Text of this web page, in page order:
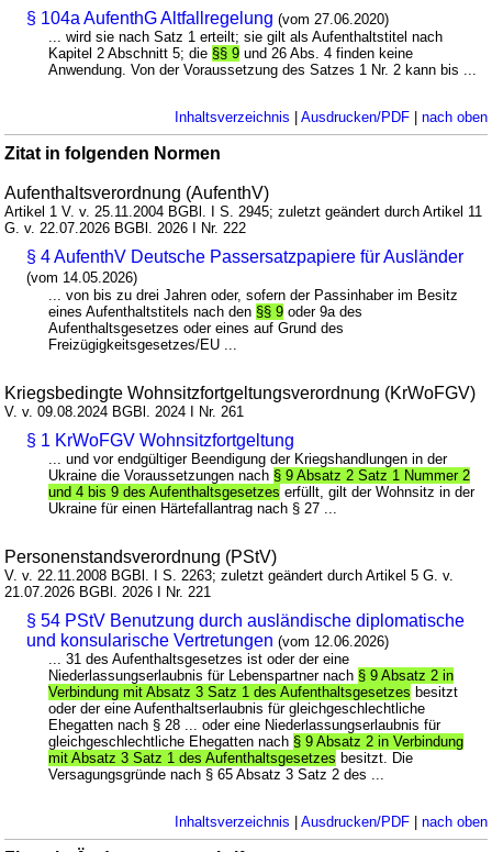
§ 104a AufenthG Altfallregelung (vom 27.06.2020)
... wird sie nach Satz 1 erteilt; sie gilt als Aufenthaltstitel nach
Kapitel 2 Abschnitt 5; die §§ 9 und 26 Abs. 4 finden keine
Anwendung. Von der Voraussetzung des Satzes 1 Nr. 2 kann bis ...
Inhaltsverzeichnis Ausdrucken/PDF| nach oben
Zitat in folgenden Normen
Aufenthaltsverordnung (AufenthV)
Artikel 1 V. v. 25.11.2004 BGBl. I S. 2945; zuletzt geändert durch Artikel 11
G. v. 22.07.2026 BGBl. 2026 I Nr. 222
§ 4 AufenthV Deutsche Passersatzpapiere für Ausländer
(vom 14.05.2026)
... von bis zu drei Jahren oder, sofern der Passinhaber im Besitz
eines Aufenthaltstitels nach den §§ 9 oder 9a des
Aufenthaltsgesetzes oder eines auf Grund des
Freizügigkeitsgesetzes/EU ...
Kriegsbedingte Wohnsitzfortgeltungsverordnung (KrWoFGV)
V. v. 09.08.2024 BGBl. 2024 I Nr. 261
§ 1 KrWoFGV Wohnsitzfortgeltung
... und vor endgültiger Beendigung der Kriegshandlungen in der
Ukraine die Voraussetzungen nach § 9 Absatz 2 Satz 1 Nummer 2
und 4 bis 9 des Aufenthaltsgesetzes erfüllt, gilt der Wohnsitz in der
Ukraine für einen Härtefallantrag nach § 27 ...
Personenstandsverordnung (PStV)
V. v. 22.11.2008 BGBl. I S. 2263; zuletzt geändert durch Artikel 5 G. v.
21.07.2026 BGBl. 2026 I Nr. 221
§ 54 PStV Benutzung durch ausländische diplomatische
und konsularische Vertretungen (vom 12.06.2026)
... 31 des Aufenthaltsgesetzes ist oder der eine
Niederlassungserlaubnis für Lebenspartner nach § 9 Absatz 2 in
Verbindung mit Absatz 3 Satz 1 des Aufenthaltsgesetzes besitzt
oder der eine Aufenthaltserlaubnis für gleichgeschlechtliche
Ehegatten nach § 28 ... oder eine Niederlassungserlaubnis für
gleichgeschlechtliche Ehegatten nach § 9 Absatz 2 in Verbindung
mit Absatz 3 Satz 1 des Aufenthaltsgesetzes besitzt. Die
Versagungsgründe nach § 65 Absatz 3 Satz 2 des ...
Inhaltsverzeichnis Ausdrucken/PDF| nach oben